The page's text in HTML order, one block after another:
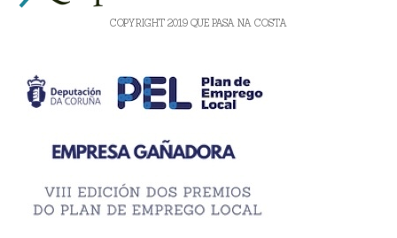
COPYRIGHT 2019 QUE PASA NA COSTA